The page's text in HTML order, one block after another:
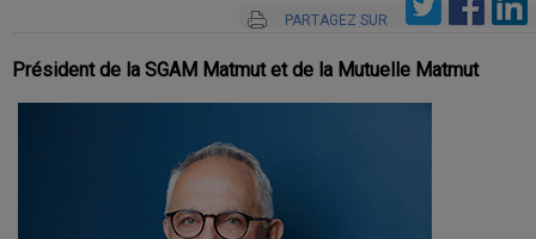
PARTAGEZ SUR
Président de la SGAM Matmut et de la Mutuelle Matmut